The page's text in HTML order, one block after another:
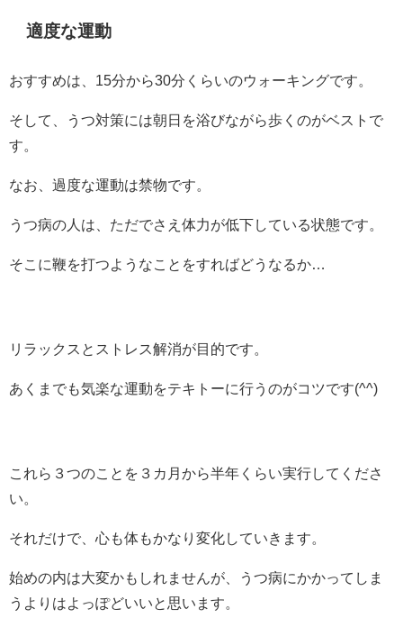
適度な運動
おすすめは、15分から30分くらいのウォーキングです。
そして、うつ対策には朝日を浴びながら歩くのがベストで
す。
なお、過度な運動は禁物です。
うつ病の人は、ただでさえ体力が低下している状態です。
そこに鞭を打つようなことをすればどうなるか…
リラックスとストレス解消が目的です。
あくまでも気楽な運動をテキトーに行うのがコツです(^^)
これら３つのことを３カ月から半年くらい実行してくださ
い。
それだけで、心も体もかなり変化していきます。
始めの内は大変かもしれませんが、うつ病にかかってしま
うよりはよっぽどいいと思います。